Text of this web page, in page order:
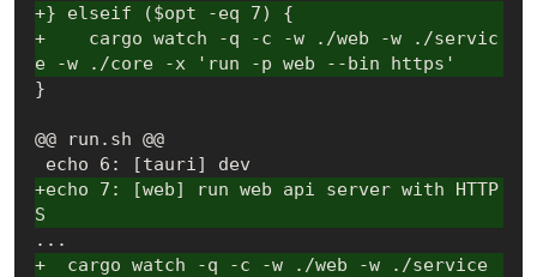
+} elseif ($opt -eq 7) {
+    cargo watch -q -c -w ./web -w ./servic
e -w ./core -x 'run -p web --bin https'
}
@@ run.sh @@
+echo 7: [web] run web api server with HTTP
S
+  cargo watch -q -c -w ./web -w ./service